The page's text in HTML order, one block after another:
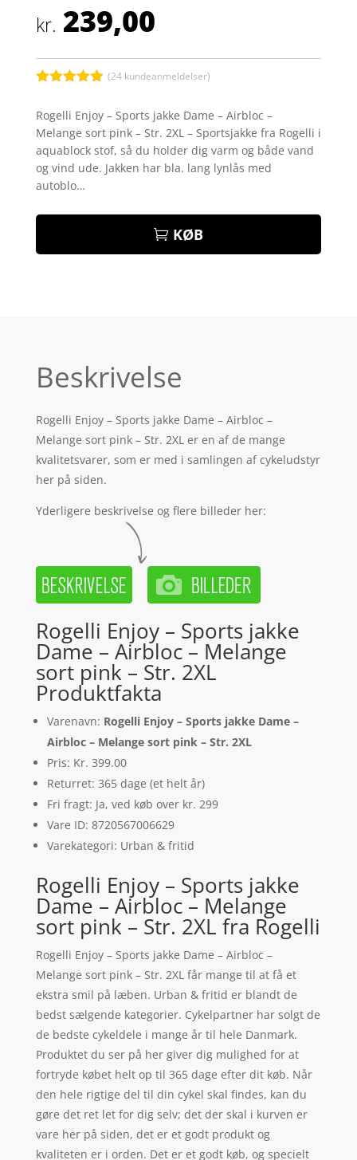
kr. 239,00
ud af 5
baseret på
kundebedøm
melser
(24 kundeanmeldelser)
Rogelli Enjoy – Sports jakke Dame – Airbloc –
Melange sort pink – Str. 2XL – Sportsjakke fra Rogelli i
aquablock stof, så du holder dig varm og både vand
og vind ude. Jakken har bla. lang lynlås med
autoblo…
KØB
Beskrivelse
Rogelli Enjoy – Sports jakke Dame – Airbloc –
Melange sort pink – Str. 2XL er en af de mange
kvalitetsvarer, som er med i samlingen af cykeludstyr
her på siden.
Yderligere beskrivelse og flere billeder her:
Rogelli Enjoy – Sports jakke
Dame – Airbloc – Melange
sort pink – Str. 2XL
Produktfakta
Varenavn: Rogelli Enjoy – Sports jakke Dame –
Airbloc – Melange sort pink – Str. 2XL
Pris: Kr. 399.00
Returret: 365 dage (et helt år)
Fri fragt: Ja, ved køb over kr. 299
Vare ID: 8720567006629
Varekategori: Urban & fritid
Rogelli Enjoy – Sports jakke
Dame – Airbloc – Melange
sort pink – Str. 2XL fra Rogelli
Rogelli Enjoy – Sports jakke Dame – Airbloc –
Melange sort pink – Str. 2XL får mange til at få et
ekstra smil på læben. Urban & fritid er blandt de
bedst sælgende kategorier. Cykelpartner har solgt de
de bedste cykeldele i mange år til hele Danmark.
Produktet du ser på her giver dig mulighed for at
fortryde købet helt op til 365 dage efter dit køb. Når
den hele rigtige del til din cykel skal findes, kan du
gøre det ret let for dig selv; det der skal i kurven er
vare her på siden, det er et godt produkt og
kvaliteten er i orden. Det er et godt køb, og specielt